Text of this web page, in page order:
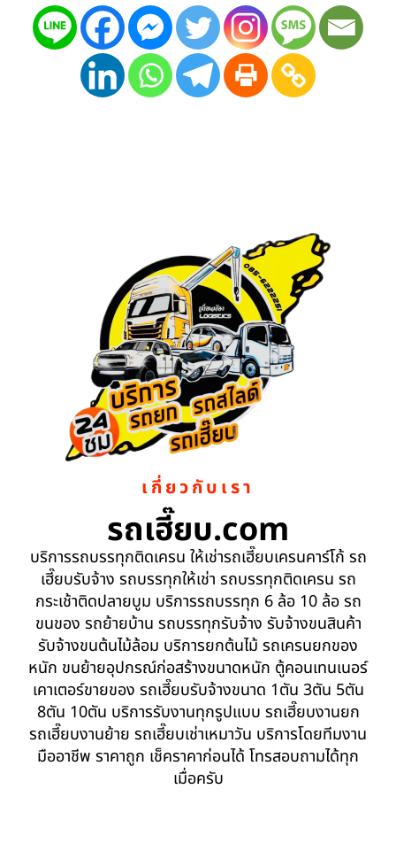
เกี่ยวกับเรา
รถเฮี๊ยบ.com
บริการรถบรรทุกติดเครน ให้เช่ารถเฮี๊ยบเครนคาร์โก้ รถ
เฮี๊ยบรับจ้าง รถบรรทุกให้เช่า รถบรรทุกติดเครน รถ
กระเช้าติดปลายบูม บริการรถบรรทุก 6 ล้อ 10 ล้อ รถ
ขนของ รถย้ายบ้าน รถบรรทุกรับจ้าง รับจ้างขนสินค้า
รับจ้างขนต้นไม้ล้อม บริการยกต้นไม้ รถเครนยกของ
หนัก ขนย้ายอุปกรณ์ก่อสร้างขนาดหนัก ตู้คอนเทนเนอร์
เคาเตอร์ขายของ รถเฮี๊ยบรับจ้างขนาด 1ตัน 3ตัน 5ตัน
8ตัน 10ตัน บริการรับงานทุกรูปแบบ รถเฮี๊ยบงานยก
รถเฮี๊ยบงานย้าย รถเฮี๊ยบเช่าเหมาวัน บริการโดยทีมงาน
มืออาชีพ ราคาถูก เช็คราคาก่อนได้ โทรสอบถามได้ทุก
เมื่อครับ